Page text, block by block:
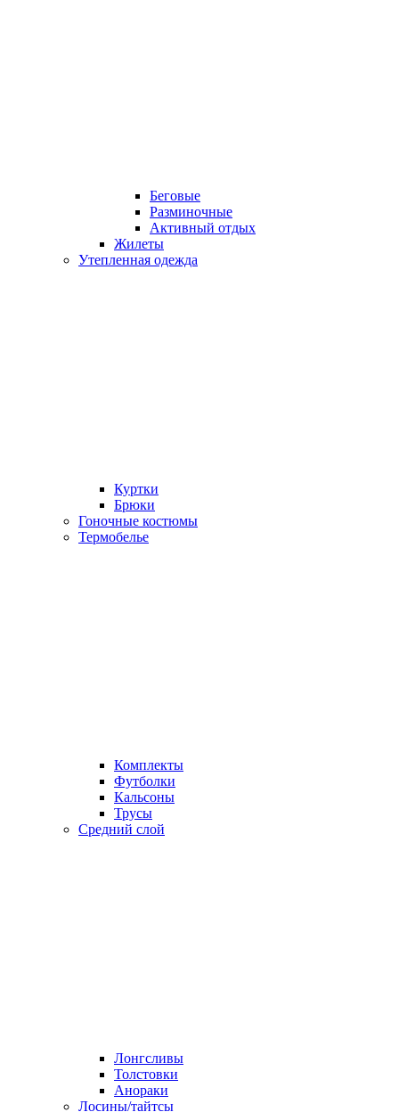
Беговые
Разминочные
Активный отдых
Жилеты
Утепленная одежда
Куртки
Брюки
Гоночные костюмы
Термобелье
Комплекты
Футболки
Кальсоны
Трусы
Средний слой
Лонгсливы
Толстовки
Анораки
Лосины/тайтсы